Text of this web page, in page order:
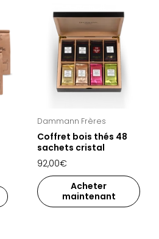
Dammann Frères
Coffret bois thés 48
sachets cristal
92,00€
Acheter
maintenant